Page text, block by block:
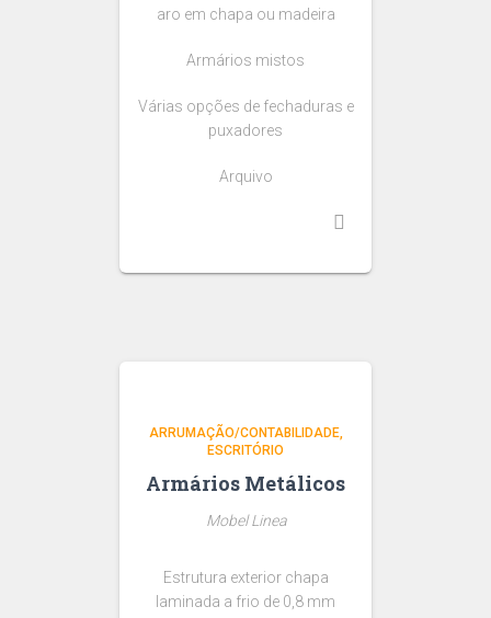
aro em chapa ou madeira
Armários mistos
Várias opções de fechaduras e
puxadores
Arquivo
ARRUMAÇÃO/CONTABILIDADE
ESCRITÓRIO
Armários Metálicos
Mobel Linea
Estrutura exterior chapa
laminada a frio de 0,8 mm